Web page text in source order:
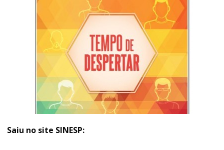
Saiu no site SINESP: